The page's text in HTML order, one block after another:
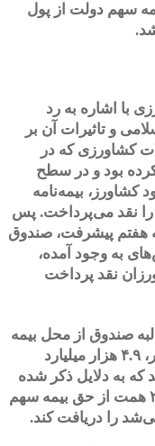
سهم دولت از پول
با اشاره به رد
و تاثیرات آن بر
کشاورزی که در
کرده بود و در سطح
خود کشاورز، بیمه‌نامه
نقد می‌پرداخت. پس
هفتم پیشرفت، صندوق
به وجود آمده،
نقد پرداخت
صندوق از محل بیمه
فراگیر ۷ میلیون هکتار گندمزارهای کشور، ۴.۹ هزار میلیارد
به دلایل ذکر شده
در ابتدا گفتگو، صندوق فقط توانست ۲.۲ همت از حق بیمه سهم
را دریافت کند.